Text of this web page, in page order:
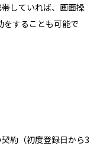
していれば、画面操
をすることも可能で
約（初度登録日から3